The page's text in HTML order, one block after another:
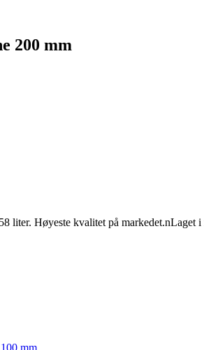
200 mm
liter. Høyeste kvalitet på